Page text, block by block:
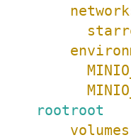
rootroot